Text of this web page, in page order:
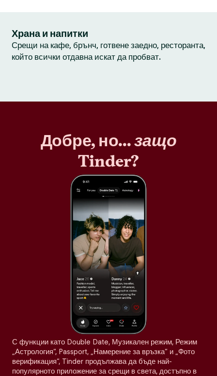
Храна и напитки
Срещи на кафе, брънч, готвене заедно, ресторанта,
който всички отдавна искат да пробват.
Добре, но...защо
Tinder?
С функции като Double Date, Музикален режим, Режим
„Астрология“, Passport, „Намерение за връзка“ и „Фото
верификация“, Tinder продължава да бъде най-
популярното приложение за срещи в света, достъпно в